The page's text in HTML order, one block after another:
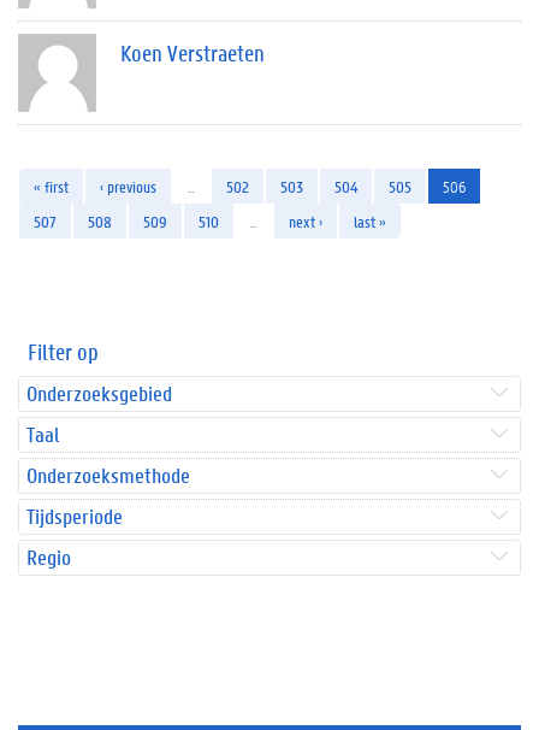
Koen Verstraeten
« first ‹ previous 502 503 504 505
506
507
508 509 510 next › last »
Filter op
Onderzoeksgebied
Taal
Onderzoeksmethode
Tijdsperiode
Regio